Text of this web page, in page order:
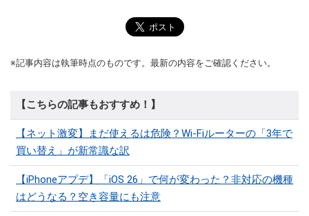
※記事内容は執筆時点のものです。最新の内容をご確認ください。
【こちらの記事もおすすめ！】
【ネット激変】まだ使えるは危険？Wi-Fiルーターの「3年で
買い替え」が新常識な訳
【iPhoneアプデ】「iOS 26」で何が変わった？非対応の機種
はどうなる？空き容量にも注意